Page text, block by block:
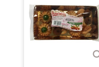
—Marco C.
Perfetti!!!
Perfetti!!!